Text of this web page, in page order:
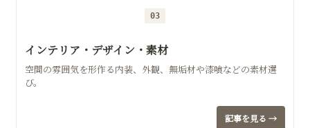
03
インテリア・デザイン・素材
空間の雰囲気を形作る内装、外観、無垢材や漆喰などの素材選
び。
記事を見る →